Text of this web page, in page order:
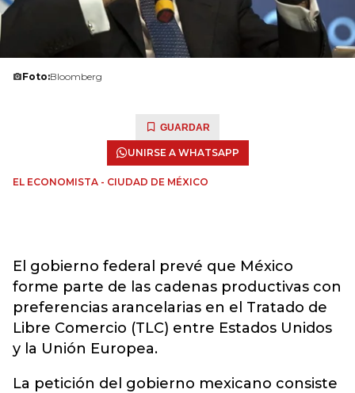
Foto:Bloomberg
GUARDAR
UNIRSE A WHATSAPP
EL ECONOMISTA - CIUDAD DE MÉXICO
El gobierno federal prevé que México
forme parte de las cadenas productivas con
preferencias arancelarias en el Tratado de
Libre Comercio (TLC) entre Estados Unidos
y la Unión Europea.
La petición del gobierno mexicano consiste